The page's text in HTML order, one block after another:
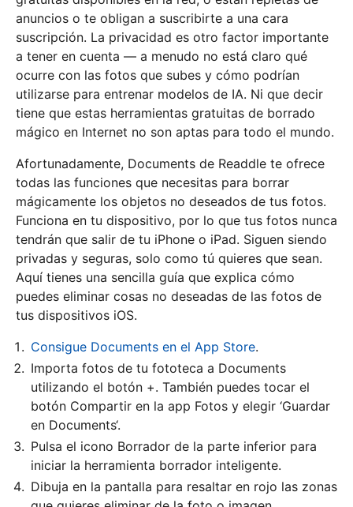
anuncios o te obligan a suscribirte a una cara
suscripción. La privacidad es otro factor importante
a tener en cuenta — a menudo no está claro qué
ocurre con las fotos que subes y cómo podrían
utilizarse para entrenar modelos de IA. Ni que decir
tiene que estas herramientas gratuitas de borrado
mágico en Internet no son aptas para todo el mundo.
Afortunadamente, Documents de Readdle te ofrece
todas las funciones que necesitas para borrar
mágicamente los objetos no deseados de tus fotos.
Funciona en tu dispositivo, por lo que tus fotos nunca
tendrán que salir de tu iPhone o iPad. Siguen siendo
privadas y seguras, solo como tú quieres que sean.
Aquí tienes una sencilla guía que explica cómo
puedes eliminar cosas no deseadas de las fotos de
tus dispositivos iOS.
Consigue Documents en el App Store.
Importa fotos de tu fototeca a Documents
utilizando el botón +. También puedes tocar el
botón Compartir en la app Fotos y elegir ‘Guardar
en Documents‘.
Pulsa el icono Borrador de la parte inferior para
iniciar la herramienta borrador inteligente.
Dibuja en la pantalla para resaltar en rojo las zonas